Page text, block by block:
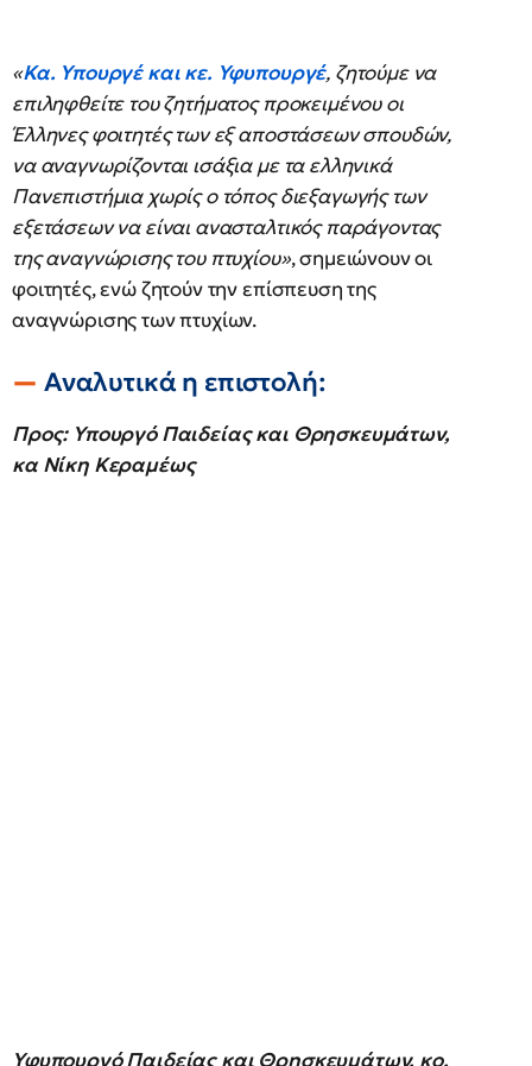
«Κα. Υπουργέ και κε. Υφυπουργέ, ζητούμε να
επιληφθείτε του ζητήματος προκειμένου οι
Έλληνες φοιτητές των εξ αποστάσεων σπουδών,
να αναγνωρίζονται ισάξια με τα ελληνικά
Πανεπιστήμια χωρίς ο τόπος διεξαγωγής των
εξετάσεων να είναι ανασταλτικός παράγοντας
της αναγνώρισης του πτυχίου», σημειώνουν οι
φοιτητές, ενώ ζητούν την επίσπευση της
αναγνώρισης των πτυχίων.
Αναλυτικά η επιστολή:
Προς: Υπουργό Παιδείας και Θρησκευμάτων,
κα Νίκη Κεραμέως
Υφυπουργό Παιδείας και Θρησκευμάτων, κο.